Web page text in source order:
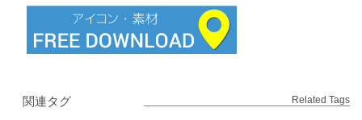
関連タグ Related Tags